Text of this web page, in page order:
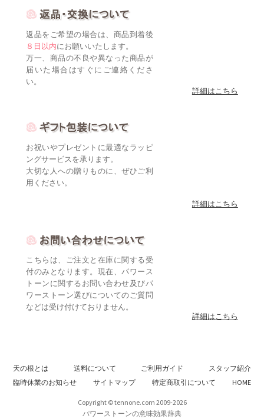
返品をご希望の場合は、商品到着後
８日以内にお願いいたします。
万一、商品の不良や異なった商品が
届いた場合はすぐにご連絡くださ
い。
詳細はこちら
お祝いやプレゼントに最適なラッピ
ングサービスを承ります。
大切な人への贈りものに、ぜひご利
用ください。
詳細はこちら
こちらは、ご注文と在庫に関する受
付のみとなります。現在、パワース
トーンに関するお問い合わせ及びパ
ワーストーン選びについてのご質問
などは受け付けておりません。
詳細はこちら
天の根とは 送料について ご利用ガイド
スタッフ紹介
臨時休業のお知らせ
サイトマップ 特定商取引について HOME
Copyright © tennone.com 2009-2026
パワーストーンの意味効果辞典